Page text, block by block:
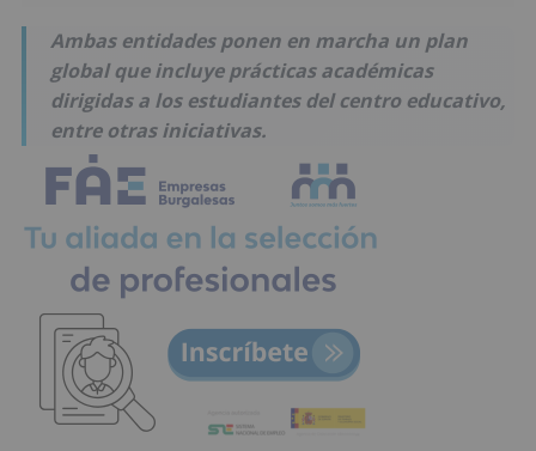
Ambas entidades ponen en marcha un plan
global que incluye prácticas académicas
dirigidas a los estudiantes del centro educativo,
entre otras iniciativas.